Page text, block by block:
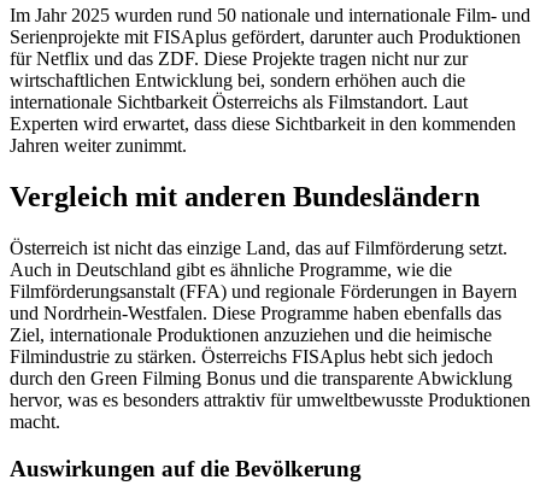
Im Jahr 2025 wurden rund 50 nationale und internationale Film- und
Serienprojekte mit FISAplus gefördert, darunter auch Produktionen
für Netflix und das ZDF. Diese Projekte tragen nicht nur zur
wirtschaftlichen Entwicklung bei, sondern erhöhen auch die
internationale Sichtbarkeit Österreichs als Filmstandort. Laut
Experten wird erwartet, dass diese Sichtbarkeit in den kommenden
Jahren weiter zunimmt.
Vergleich mit anderen Bundesländern
Österreich ist nicht das einzige Land, das auf Filmförderung setzt.
Auch in Deutschland gibt es ähnliche Programme, wie die
Filmförderungsanstalt (FFA) und regionale Förderungen in Bayern
und Nordrhein-Westfalen. Diese Programme haben ebenfalls das
Ziel, internationale Produktionen anzuziehen und die heimische
Filmindustrie zu stärken. Österreichs FISAplus hebt sich jedoch
durch den Green Filming Bonus und die transparente Abwicklung
hervor, was es besonders attraktiv für umweltbewusste Produktionen
macht.
Auswirkungen auf die Bevölkerung